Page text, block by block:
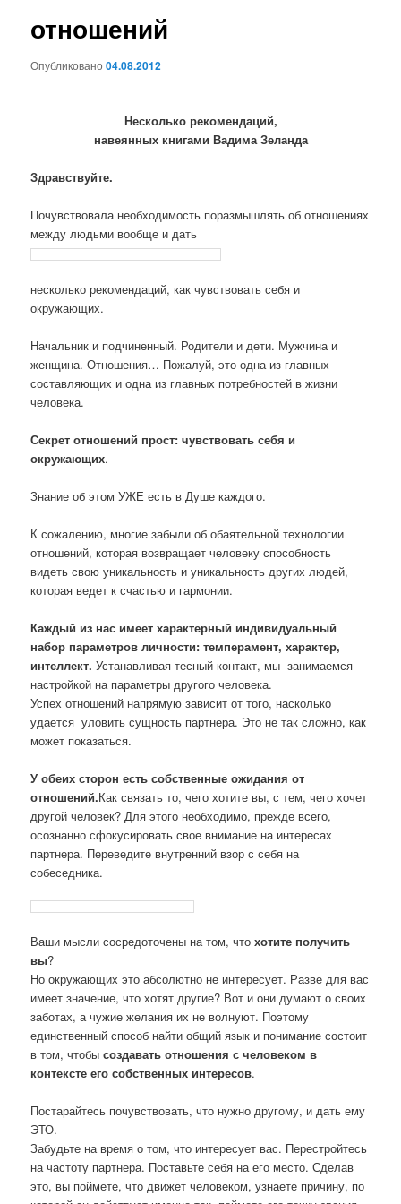
отношений
Опубликовано04.08.2012
Несколько рекомендаций,
навеянных книгами Вадима Зеланда
Здравствуйте.
Почувствовала необходимость поразмышлять об отношениях
между людьми вообще и дать
несколько рекомендаций, как чувствовать себя и
окружающих.
Начальник и подчиненный. Родители и дети. Мужчина и
женщина. Отношения… Пожалуй, это одна из главных
составляющих и одна из главных потребностей в жизни
человека.
Секрет отношений прост: чувствовать себя и
окружающих.
Знание об этом УЖЕ есть в Душе каждого.
К сожалению, многие забыли об обаятельной технологии
отношений, которая возвращает человеку способность
видеть свою уникальность и уникальность других людей,
которая ведет к счастью и гармонии.
Каждый из нас имеет характерный индивидуальный
набор параметров личности: темперамент, характер,
интеллект.Устанавливая тесный контакт, мы занимаемся
настройкой на параметры другого человека.
Успех отношений напрямую зависит от того, насколько
удается уловить сущность партнера. Это не так сложно, как
может показаться.
У обеих сторон есть собственные ожидания от
отношений.Как связать то, чего хотите вы, с тем, чего хочет
другой человек? Для этого необходимо, прежде всего,
осознанно сфокусировать свое внимание на интересах
партнера. Переведите внутренний взор с себя на
собеседника.
Ваши мысли сосредоточены на том, чтохотите получить
вы?
Но окружающих это абсолютно не интересует. Разве для вас
имеет значение, что хотят другие? Вот и они думают о своих
заботах, а чужие желания их не волнуют. Поэтому
единственный способ найти общий язык и понимание состоит
в том, чтобысоздавать отношения с человеком в
контексте его собственных интересов.
Постарайтесь почувствовать, что нужно другому, и дать ему
ЭТО.
Забудьте на время о том, что интересует вас. Перестройтесь
на частоту партнера. Поставьте себя на его место. Сделав
это, вы поймете, что движет человеком, узнаете причину, по